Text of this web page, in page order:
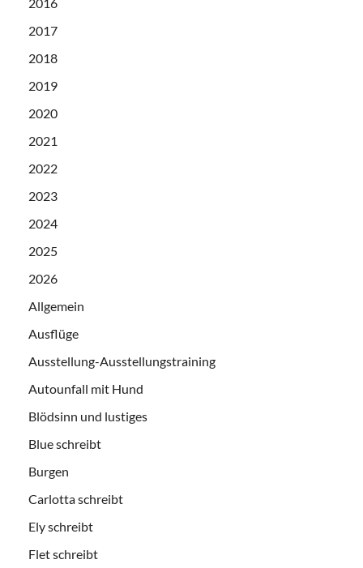
2017
2018
2019
2020
2021
2022
2023
2024
2025
2026
Allgemein
Ausflüge
Ausstellung-Ausstellungstraining
Autounfall mit Hund
Blödsinn und lustiges
Blue schreibt
Burgen
Carlotta schreibt
Ely schreibt
Flet schreibt